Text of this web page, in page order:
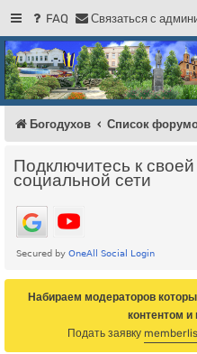
FAQ Связаться с админ
Регистрация
Форум
Богодухов
Богодухов Список
Подключитесь к
социальной сети
Набираем модераторов
контентом и
Подать заявку